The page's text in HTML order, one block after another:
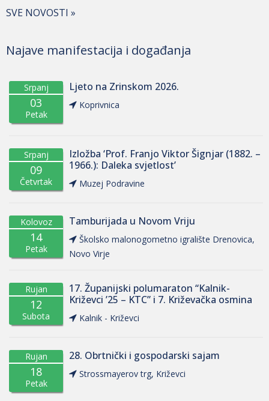
SVE NOVOSTI »
Najave manifestacija i događanja
Srpanj
03
Petak
Ljeto na Zrinskom 2026.
Koprivnica
Srpanj
09
Četvrtak
Izložba ‘Prof. Franjo Viktor Šignjar (1882. –
1966.): Daleka svjetlost’
Muzej Podravine
Kolovoz
14
Petak
Tamburijada u Novom Vriju
Školsko malonogometno igralište Drenovica,
Novo Virje
Rujan
12
Subota
17. Županijski polumaraton “Kalnik-
Križevci ’25 – KTC” i 7. Križevačka osmina
Kalnik - Križevci
Rujan
18
Petak
28. Obrtnički i gospodarski sajam
Strossmayerov trg, Križevci